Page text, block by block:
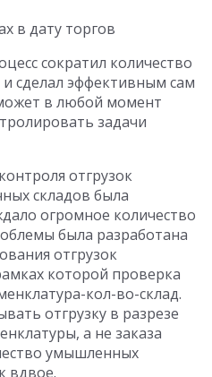
в дату торгов
сократил количество
сделал эффективным сам
в любой момент
задачи
отгрузок
складов была
огромное количество
была разработана
отгрузок
которой проверка
кол-во-склад.
отгрузку в разрезе
а не заказа
умышленных
вдвое.